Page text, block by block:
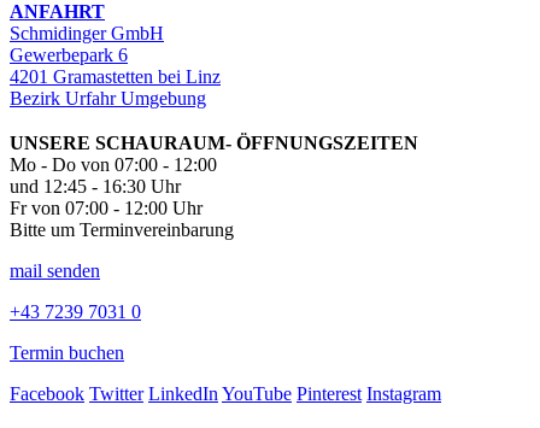
ANFAHRT
Schmidinger GmbH
Gewerbepark 6
4201 Gramastetten bei Linz
Bezirk Urfahr Umgebung
UNSERE SCHAURAUM- ÖFFNUNGSZEITEN
Mo - Do von 07:00 - 12:00
und 12:45 - 16:30 Uhr
Fr von 07:00 - 12:00 Uhr
Bitte um Terminvereinbarung
mail senden
+43 7239 7031 0
Termin buchen
Facebook Twitter LinkedInYouTube Pinterest Instagram